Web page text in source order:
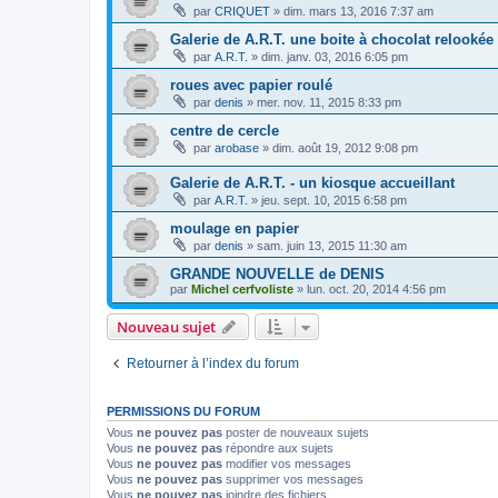
par CRIQUET » dim. mars 13, 2016 7:37 am
Galerie de A.R.T. une boite à chocolat relookée
par A.R.T. » dim. janv. 03, 2016 6:05 pm
roues avec papier roulé
par denis » mer. nov. 11, 2015 8:33 pm
centre de cercle
par arobase » dim. août 19, 2012 9:08 pm
Galerie de A.R.T. - un kiosque accueillant
par A.R.T. » jeu. sept. 10, 2015 6:58 pm
moulage en papier
par denis » sam. juin 13, 2015 11:30 am
GRANDE NOUVELLE de DENIS
par Michel cerfvoliste » lun. oct. 20, 2014 4:56 pm
Nouveau sujet
Retourner à l’index du forum
PERMISSIONS DU FORUM
Vous ne pouvez pas poster de nouveaux sujets
Vous ne pouvez pas répondre aux sujets
Vous ne pouvez pas modifier vos messages
Vous ne pouvez pas supprimer vos messages
Vous ne pouvez pas joindre des fichiers